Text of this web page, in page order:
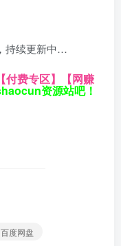
持续更新中…
【付费专区】 【网赚
资源站吧！
度网盘